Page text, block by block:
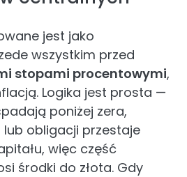
jest jako
wszystkim przed
stopami procentowymi,
Logika jest prosta —
poniżej zera,
obligacji przestaje
więc część
środki do złota. Gdy